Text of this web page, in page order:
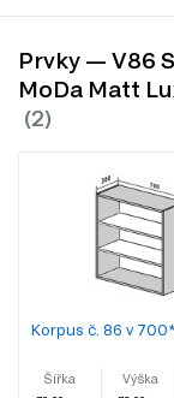
Prvky — V86
MoDa Matt
Korpus č. 86 v
Šířka Výška